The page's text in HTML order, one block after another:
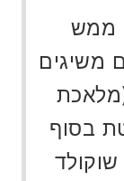
ממש
משיגים
(מלאכת
בסוף